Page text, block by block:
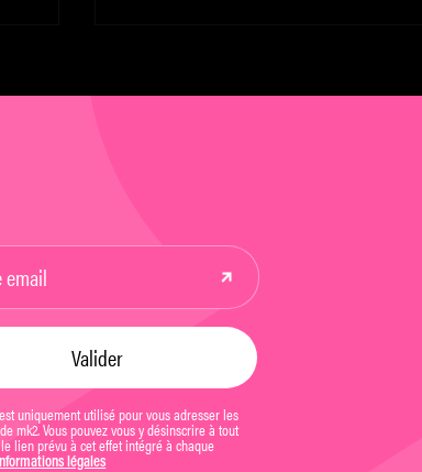
uniquement utilisé pour vous adresser les
mk2. Vous pouvez vous y désinscrire à tout
lien prévu à cet effet intégré à chaque
Informations légales